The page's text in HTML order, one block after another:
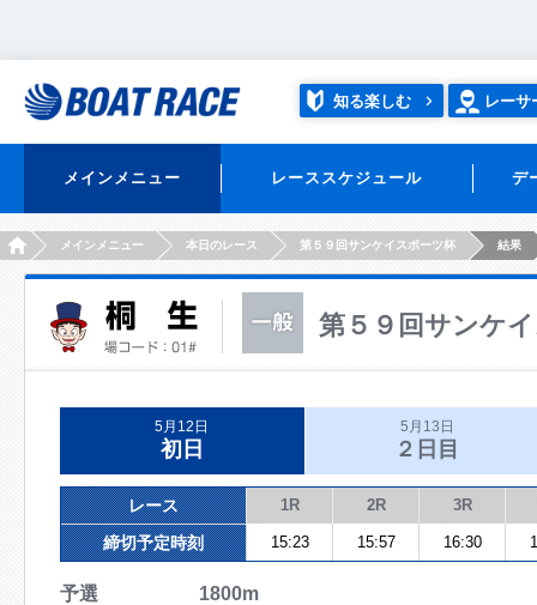
知る楽しむ レーサ
メインメニュー レーススケジュール デ
HOMEメインメニュー 本日のレース 第５９回サンケイスポーツ杯 結果
第５９回サンケ
5月12日
初日
5月13日
２日目
レース 1R 2R 3R
締切予定時刻 15:23 15:57 16:30
予選 1800m